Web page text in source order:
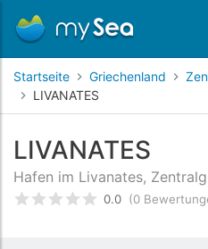
Startseite Griechenland
LIVANATES
LIVANATES
Hafen im Livanates,
bewertet0 /5 beyogen
0.0 (0